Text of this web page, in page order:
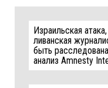
Израильская
ливанская
быть
анализ Amnesty